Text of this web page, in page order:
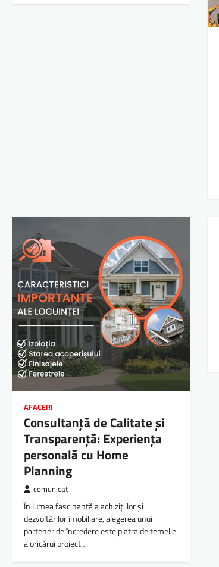
AFACERI
Consultanță de Calitate și
Transparență: Experiența
personală cu Home
Planning
comunicat
În lumea fascinantă a achizițiilor și
dezvoltărilor imobiliare, alegerea unui
partener de încredere este piatra de temelie
a oricărui proiect…